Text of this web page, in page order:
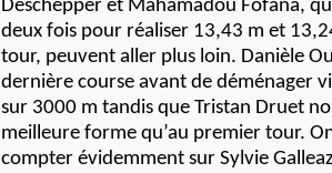
Deschepper et Mahamadou Fofana,
deux fois pour réaliser 13,43 m et
tour, peuvent aller plus loin. Danièle
dernière course avant de déménager
sur 3000 m tandis que Tristan Druet
meilleure forme qu’au premier tour.
compter évidemment sur Sylvie